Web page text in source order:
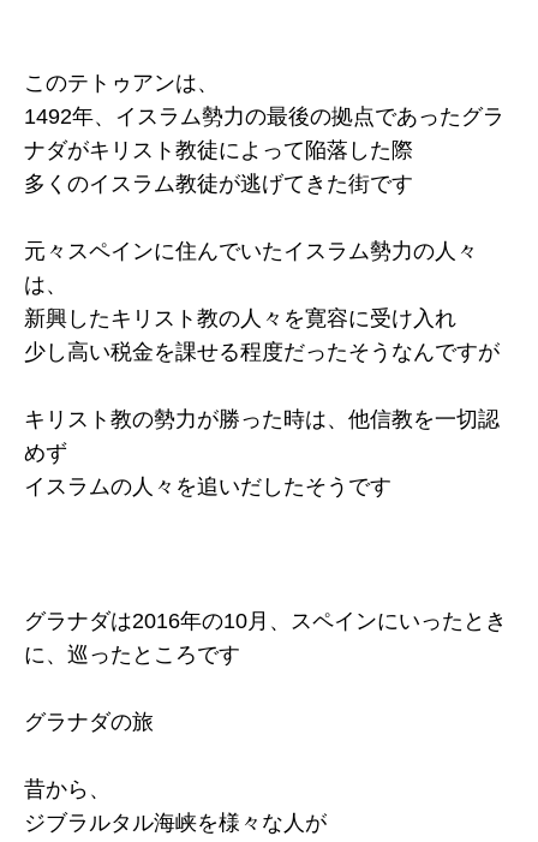
このテトゥアンは、
1492年、イスラム勢力の最後の拠点であったグラ
ナダがキリスト教徒によって陥落した際
多くのイスラム教徒が逃げてきた街です
元々スペインに住んでいたイスラム勢力の人々
は、
新興したキリスト教の人々を寛容に受け入れ
少し高い税金を課せる程度だったそうなんですが
キリスト教の勢力が勝った時は、他信教を一切認
めず
イスラムの人々を追いだしたそうです
グラナダは2016年の10月、スペインにいったとき
に、巡ったところです
グラナダの旅
昔から、
ジブラルタル海峡を様々な人が